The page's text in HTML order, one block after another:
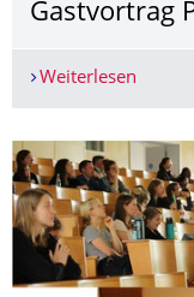
Gastvortrag
Weiterlesen